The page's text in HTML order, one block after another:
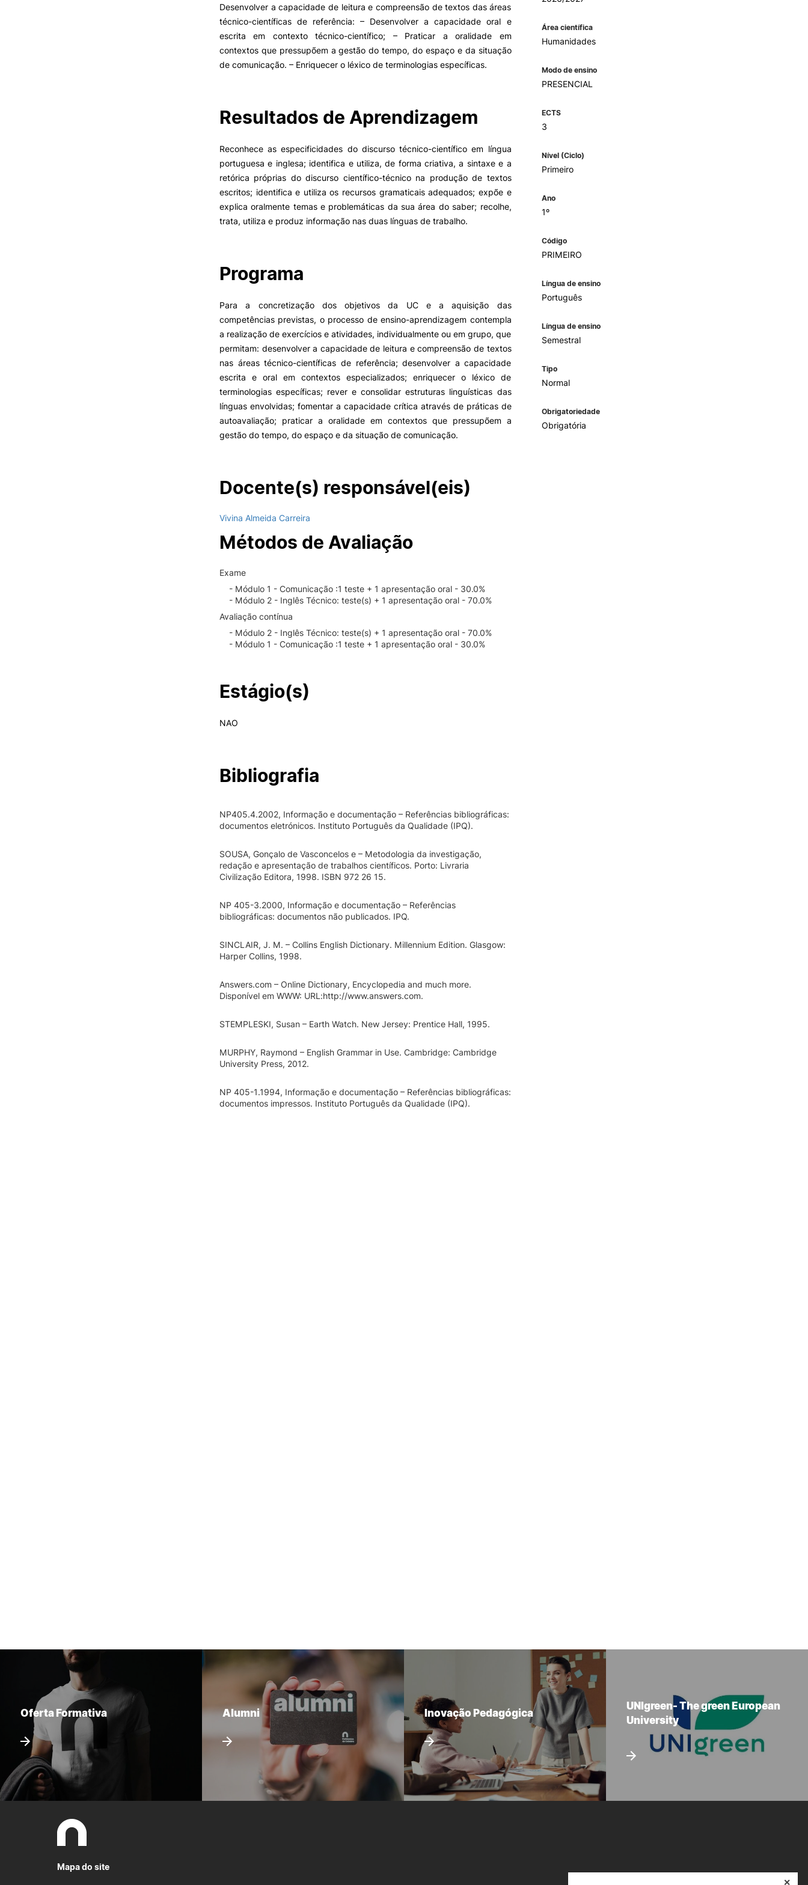
✕
Razões para escolher a
Associações de Estudantes
Vida Académica
Tunas Académicas
Informações Úteis
II&D E EMPRESAS
Empresas
Aplicada
Produção Científica
AÇÃO SOCIAL
Apresentação SAS UPCoimbra
Apoios Sociais Diretos
Saúde & Bem-Estar
Projetos
Cartão Alumni
Portal de Emprego
Alojamento
Eficiência Energética
Farm4Future
UPCoimbra+Sucesso
inov3p – Centro de Inovação
Pedagógica
Pesquisa
Desenvolver a capacidade de leitura e compreensão de textos das áreas
técnico-científicas de referência: – Desenvolver a capacidade oral e
escrita em contexto técnico-científico; – Praticar a oralidade em
contextos que pressupõem a gestão do tempo, do espaço e da situação
de comunicação. – Enriquecer o léxico de terminologias específicas.
Resultados de Aprendizagem
Reconhece as especificidades do discurso técnico-científico em língua
portuguesa e inglesa; identifica e utiliza, de forma criativa, a sintaxe e a
retórica próprias do discurso científico-técnico na produção de textos
escritos; identifica e utiliza os recursos gramaticais adequados; expõe e
explica oralmente temas e problemáticas da sua área do saber; recolhe,
trata, utiliza e produz informação nas duas línguas de trabalho.
Programa
Para a concretização dos objetivos da UC e a aquisição das
competências previstas, o processo de ensino-aprendizagem contempla
a realização de exercícios e atividades, individualmente ou em grupo, que
permitam: desenvolver a capacidade de leitura e compreensão de textos
nas áreas técnico-científicas de referência; desenvolver a capacidade
escrita e oral em contextos especializados; enriquecer o léxico de
terminologias específicas; rever e consolidar estruturas linguísticas das
línguas envolvidas; fomentar a capacidade crítica através de práticas de
autoavaliação; praticar a oralidade em contextos que pressupõem a
gestão do tempo, do espaço e da situação de comunicação.
Docente(s) responsável(eis)
Vivina Almeida Carreira
Métodos de Avaliação
Exame
- Módulo 1 - Comunicação :1 teste + 1 apresentação oral - 30.0%
- Módulo 2 - Inglês Técnico: teste(s) + 1 apresentação oral - 70.0%
Avaliação contínua
- Módulo 2 - Inglês Técnico: teste(s) + 1 apresentação oral - 70.0%
- Módulo 1 - Comunicação :1 teste + 1 apresentação oral - 30.0%
Estágio(s)
NAO
Bibliografia
NP405.4.2002, Informação e documentação – Referências bibliográficas:
documentos eletrónicos. Instituto Português da Qualidade (IPQ).
SOUSA, Gonçalo de Vasconcelos e – Metodologia da investigação,
redação e apresentação de trabalhos científicos. Porto: Livraria
Civilização Editora, 1998. ISBN 972 26 15.
NP 405-3.2000, Informação e documentação – Referências
bibliográficas: documentos não publicados. IPQ.
SINCLAIR, J. M. – Collins English Dictionary. Millennium Edition. Glasgow:
Harper Collins, 1998.
Answers.com – Online Dictionary, Encyclopedia and much more.
Disponível em WWW: URL:http://www.answers.com.
STEMPLESKI, Susan – Earth Watch. New Jersey: Prentice Hall, 1995.
MURPHY, Raymond – English Grammar in Use. Cambridge: Cambridge
University Press, 2012.
NP 405-1.1994, Informação e documentação – Referências bibliográficas:
documentos impressos. Instituto Português da Qualidade (IPQ).
Área científica
Humanidades
Modo de ensino
PRESENCIAL
ECTS
3
Nível (Ciclo)
Primeiro
Ano
1º
Código
PRIMEIRO
Língua de ensino
Português
Língua de ensino
Semestral
Tipo
Normal
Obrigatoriedade
Obrigatória
Oferta Formativa Alumni Inovação Pedagógica
UNIgreen- The green European
University
Mapa do site